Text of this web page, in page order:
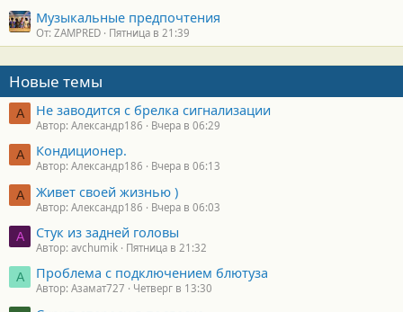
Музыкальные предпочтения
От: ZAMPRED Пятница в 21:39
Новые темы
А Не заводится с брелка сигнализации
Автор: Александр186 Вчера в 06:29
А Кондиционер.
Автор: Александр186 Вчера в 06:13
А Живет своей жизнью )
Автор: Александр186 Вчера в 06:03
A Стук из задней головы
Автор: avchumik Пятница в 21:32
А Проблема с подключением блютуза
Автор: Азамат727 Четверг в 13:30